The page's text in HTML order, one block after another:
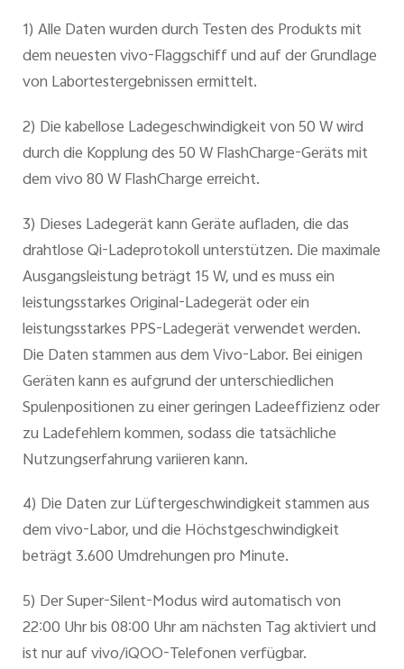
1) Alle Daten wurden durch Testen des Produkts mit
dem neuesten vivo-Flaggschiff und auf der Grundlage
von Labortestergebnissen ermittelt.
2) Die kabellose Ladegeschwindigkeit von 50 W wird
durch die Kopplung des 50 W FlashCharge-Geräts mit
dem vivo 80 W FlashCharge erreicht.
3) Dieses Ladegerät kann Geräte aufladen, die das
drahtlose Qi-Ladeprotokoll unterstützen. Die maximale
Ausgangsleistung beträgt 15 W, und es muss ein
leistungsstarkes Original-Ladegerät oder ein
leistungsstarkes PPS-Ladegerät verwendet werden.
Die Daten stammen aus dem Vivo-Labor. Bei einigen
Geräten kann es aufgrund der unterschiedlichen
Spulenpositionen zu einer geringen Ladeeffizienz oder
zu Ladefehlern kommen, sodass die tatsächliche
Nutzungserfahrung variieren kann.
4) Die Daten zur Lüftergeschwindigkeit stammen aus
dem vivo-Labor, und die Höchstgeschwindigkeit
beträgt 3.600 Umdrehungen pro Minute.
5) Der Super-Silent-Modus wird automatisch von
22:00 Uhr bis 08:00 Uhr am nächsten Tag aktiviert und
ist nur auf vivo/iQOO-Telefonen verfügbar.